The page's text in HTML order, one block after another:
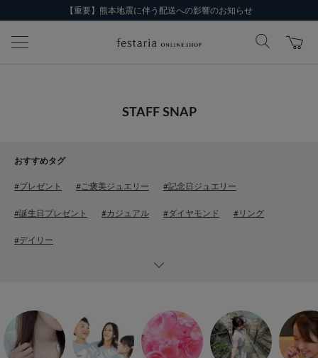
【重要】熊本地震に伴う配送への影響のお知らせ
STAFF SNAP
おすすめタグ
#プレゼント #ご褒美ジュエリー #記念日ジュエリー
#誕生日プレゼント #カジュアル #ダイヤモンド #リング
#デイリー